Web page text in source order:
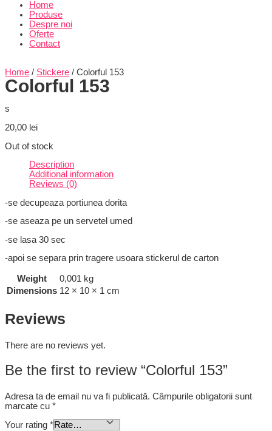
Home
Produse
Despre noi
Oferte
Contact
Home / Stickere / Colorful 153
Colorful 153
s
20,00 lei
Out of stock
Description
Additional information
Reviews (0)
-se decupeaza portiunea dorita
-se aseaza pe un servetel umed
-se lasa 30 sec
-apoi se separa prin tragere usoara stickerul de carton
Weight
0,001 kg
Dimensions 12 × 10 × 1 cm
Reviews
There are no reviews yet.
Be the first to review “Colorful 153”
Adresa ta de email nu va fi publicată. Câmpurile obligatorii sunt
marcate cu *
Your rating *